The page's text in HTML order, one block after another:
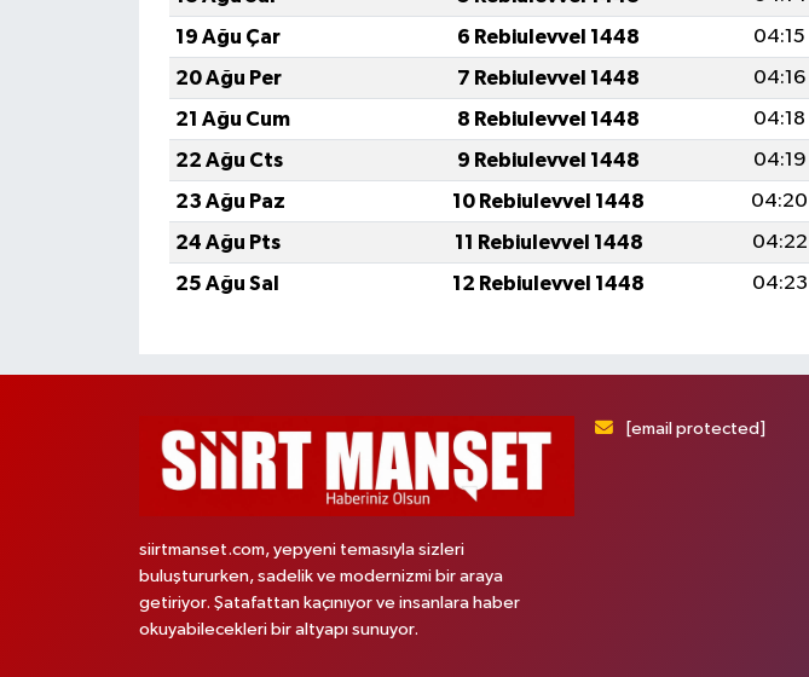
19 Ağu Çar
6 Rebiulevvel 1448 04:15
20 Ağu Per
7 Rebiulevvel 1448 04:16
21 Ağu Cum
8 Rebiulevvel 1448 04:18
22 Ağu Cts
9 Rebiulevvel 1448 04:19
23 Ağu Paz
10 Rebiulevvel 1448 04:20
24 Ağu Pts
11 Rebiulevvel 1448 04:22
25 Ağu Sal
12 Rebiulevvel 1448 04:23
siirtmanset.com, yepyeni temasıyla sizleri
buluştururken, sadelik ve modernizmi bir araya
getiriyor. Şatafattan kaçınıyor ve insanlara haber
okuyabilecekleri bir altyapı sunuyor.
[email protected]